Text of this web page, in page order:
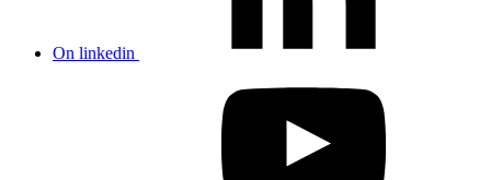
On linkedin